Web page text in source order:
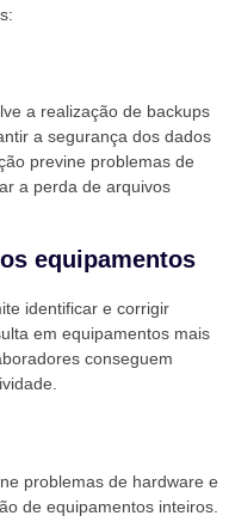
a realização de backups
a segurança dos dados
previne problemas de
a perda de arquivos
equipamentos
identificar e corrigir
em equipamentos mais
conseguem
problemas de hardware e
de equipamentos inteiros.